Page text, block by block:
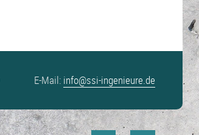
E-Mail: info@ssi-ingenieure.de